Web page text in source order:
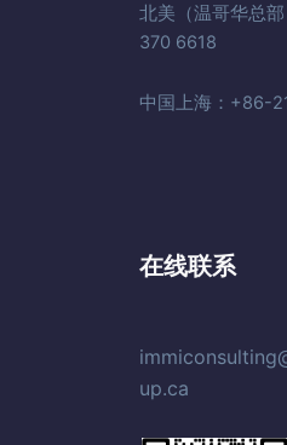
北美（温哥华总
370 6618
中国上海：+86-
在线联系
up.ca